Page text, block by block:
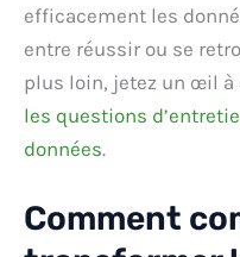
efficacement les
entre réussir ou se
plus loin, jetez un œil à
les questions
données.
Comment